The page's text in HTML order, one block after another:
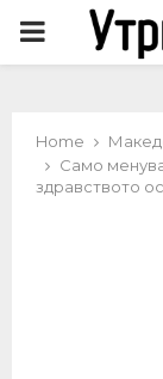
PRIMARY
Home
Само
здравството